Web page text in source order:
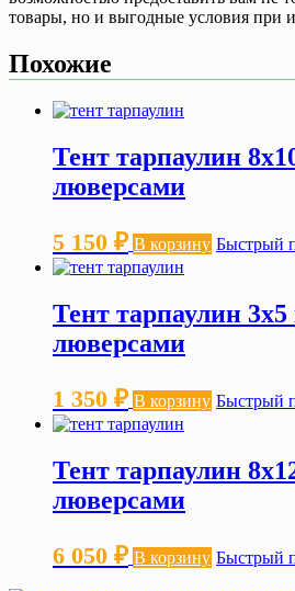
товары, но и выгодные условия при
Похожие
Тент тарпаулин
люверсами
5 150 ₽ В корзину Быстрый
Тент тарпаулин
люверсами
1 350 ₽ В корзину Быстрый
Тент тарпаулин
люверсами
6 050 ₽ В корзину Быстрый